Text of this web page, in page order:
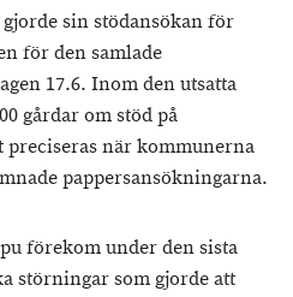
gjorde sin stödansökan för
för den samlade
17.6. Inom den utsatta
gårdar om stöd på
när kommunerna
pappersansökningarna.
förekom under den sista
störningar som gjorde att